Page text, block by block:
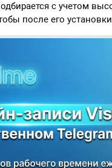
с учетом
после его